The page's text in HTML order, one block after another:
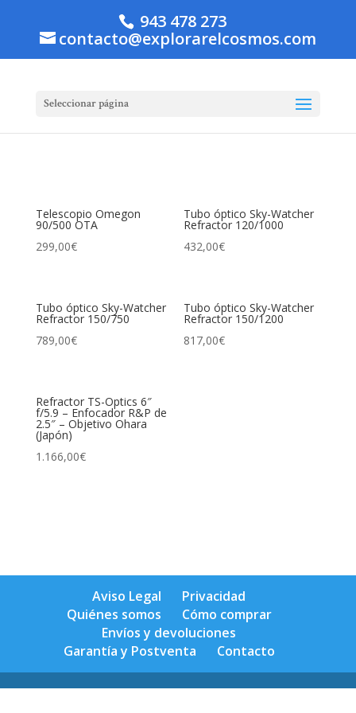
943 478 273
contacto@explorarelcosmos.com
Seleccionar página
Telescopio Omegon
90/500 OTA
299,00€
Tubo óptico Sky-Watcher
Refractor 120/1000
432,00€
Tubo óptico Sky-Watcher
Refractor 150/750
789,00€
Tubo óptico Sky-Watcher
Refractor 150/1200
817,00€
Refractor TS-Optics 6″
f/5.9 – Enfocador R&P de
2.5″ – Objetivo Ohara
(Japón)
1.166,00€
Aviso Legal
Privacidad
Quiénes somos
Cómo comprar
Envíos y devoluciones
Garantía y Postventa
Contacto